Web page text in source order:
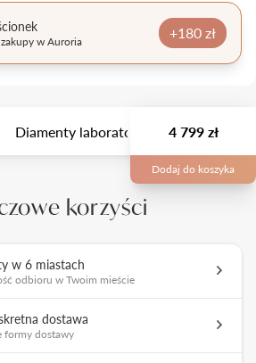
w Auroria +180 zł
Diamenty laboratoryjne Wielkość
4 799 zł
Dodaj do koszyka
korzyści
w 6 miastach
odbioru w Twoim mieście
dostawa
formy dostawy